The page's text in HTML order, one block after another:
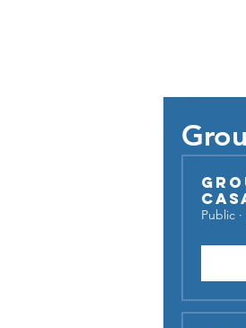
Public ·